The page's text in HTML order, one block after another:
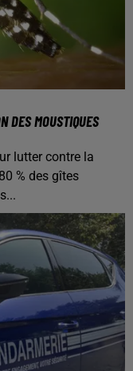
DES MOUSTIQUES
lutter contre la
% des gîtes